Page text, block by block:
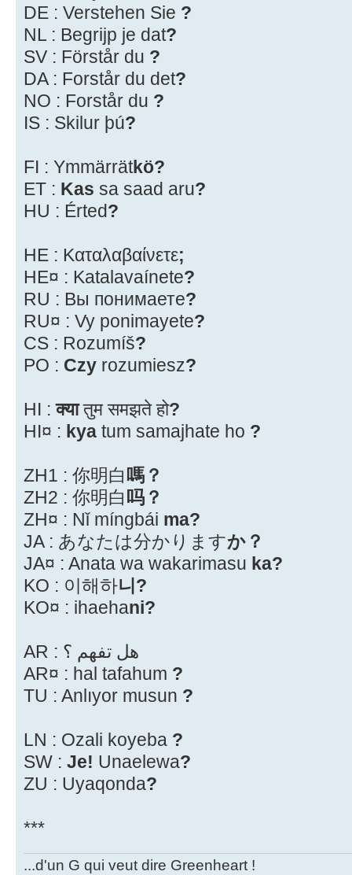
DE : Verstehen Sie ?
NL : Begrijp je dat?
SV : Förstår du ?
DA : Forstår du det?
NO : Forstår du ?
IS : Skilur þú?
FI : Ymmärrätkö?
ET : Kas sa saad aru?
HU : Érted?
HE : Καταλαβαίνετε;
HE¤ : Katalavaínete?
RU : Вы понимаете?
RU¤ : Vy ponimayete?
CS : Rozumíš?
PO : Czy rozumiesz?
HI :क्यातुम समझते हो?
HI¤ : kya tum samajhate ho ?
ZH1 : 你明白嗎？
ZH2 : 你明白吗？
ZH¤ : Nǐ míngbái ma?
JA : あなたは分かりますか？
JA¤ : Anata wa wakarimasu ka?
KO : 이해하니?
KO¤ : ihaehani?
AR : هل تفهم ؟
AR¤ : hal tafahum ?
TU : Anlıyor musun ?
LN : Ozali koyeba ?
SW : Je! Unaelewa?
ZU : Uyaqonda?
***
...d'un G qui veut dire Greenheart !